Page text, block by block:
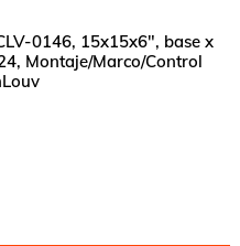
0146, 15x15x6", base x
Montaje/Marco/Control